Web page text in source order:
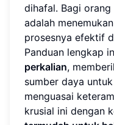
dihafal. Bagi
adalah
prosesnya efektif
Panduan lengkap
perkalian,
sumber daya
menguasai
krusial ini dengan